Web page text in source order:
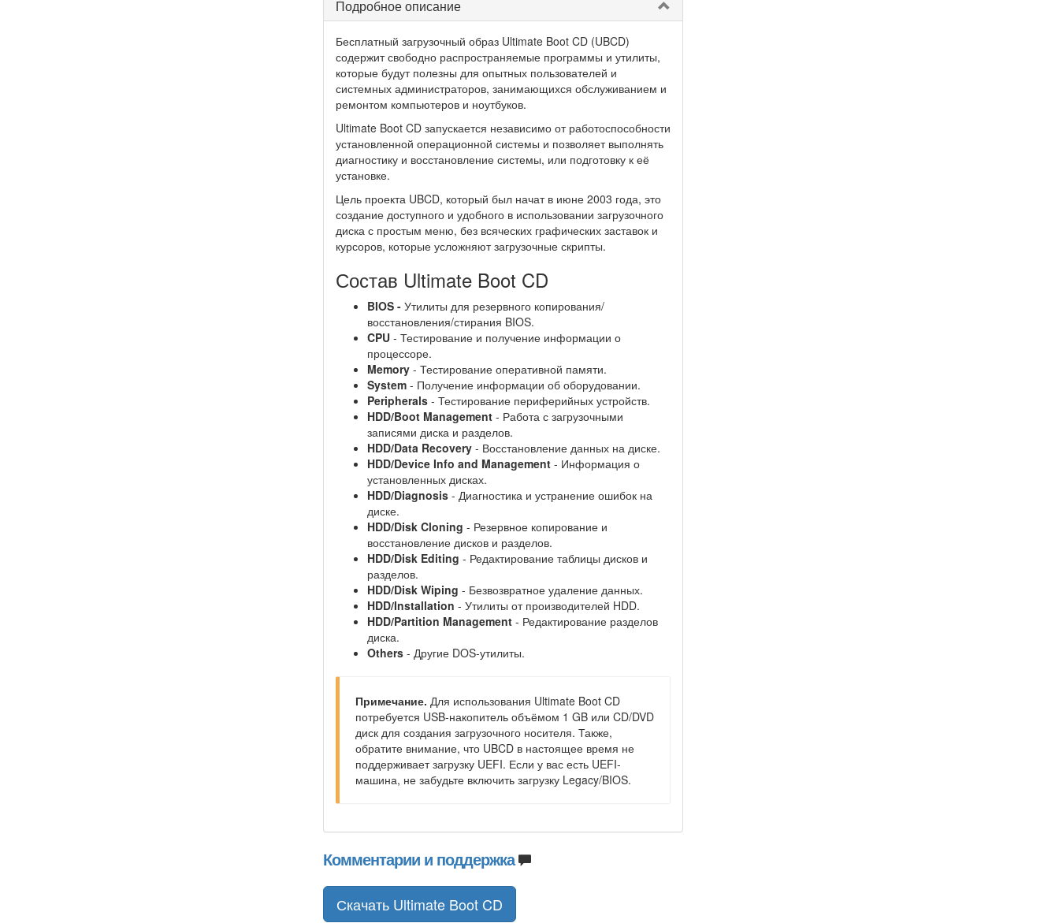
Подробное описание
Бесплатный загрузочный образ Ultimate Boot CD (UBCD)
содержит свободно распространяемые программы и утилиты,
которые будут полезны для опытных пользователей и
системных администраторов, занимающихся обслуживанием и
ремонтом компьютеров и ноутбуков.
Ultimate Boot CD запускается независимо от работоспособности
установленной операционной системы и позволяет выполнять
диагностику и восстановление системы, или подготовку к её
установке.
Цель проекта UBCD, который был начат в июне 2003 года, это
создание доступного и удобного в использовании загрузочного
диска с простым меню, без всяческих графических заставок и
курсоров, которые усложняют загрузочные скрипты.
Состав Ultimate Boot CD
BIOS - Утилиты для резервного копирования/
восстановления/стирания BIOS.
CPU - Тестирование и получение информации о
процессоре.
Memory- Тестирование оперативной памяти.
System- Получение информации об оборудовании.
Peripherals - Тестирование периферийных устройств.
HDD/Boot Management - Работа с загрузочными
записями диска и разделов.
HDD/Data Recovery - Восстановление данных на диске.
HDD/Device Info and Management- Информация о
установленных дисках.
HDD/Diagnosis- Диагностика и устранение ошибок на
диске.
HDD/Disk Cloning - Резервное копирование и
восстановление дисков и разделов.
HDD/Disk Editing - Редактирование таблицы дисков и
разделов.
HDD/Disk Wiping - Безвозвратное удаление данных.
HDD/Installation - Утилиты от производителей HDD.
HDD/Partition Management - Редактирование разделов
диска.
Others- Другие DOS-утилиты.
Примечание. Для использования Ultimate Boot CD
потребуется USB-накопитель объёмом 1 GB или CD/DVD
диск для создания загрузочного носителя. Также,
обратите внимание, что UBCD в настоящее время не
поддерживает загрузку UEFI. Если у вас есть UEFI-
машина, не забудьте включить загрузку Legacy/BIOS.
Комментарии и поддержка
Скачать Ultimate Boot CD